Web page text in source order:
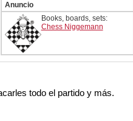
Anuncio
Books, boards, sets:
Chess Niggemann
todo el partido y más.